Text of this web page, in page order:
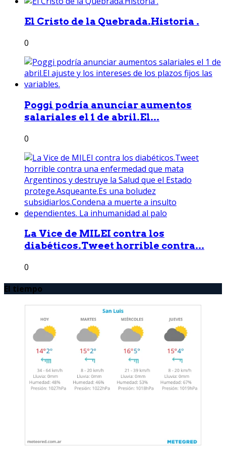
El Cristo de la Quebrada.Historia .
0
Poggi podría anunciar aumentos
salariales el 1 de abril.El...
0
La Vice de MILEI contra los
diabéticos.Tweet horrible contra...
0
El tiempo